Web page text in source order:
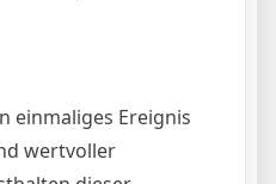
einmaliges Ereignis
wertvoller